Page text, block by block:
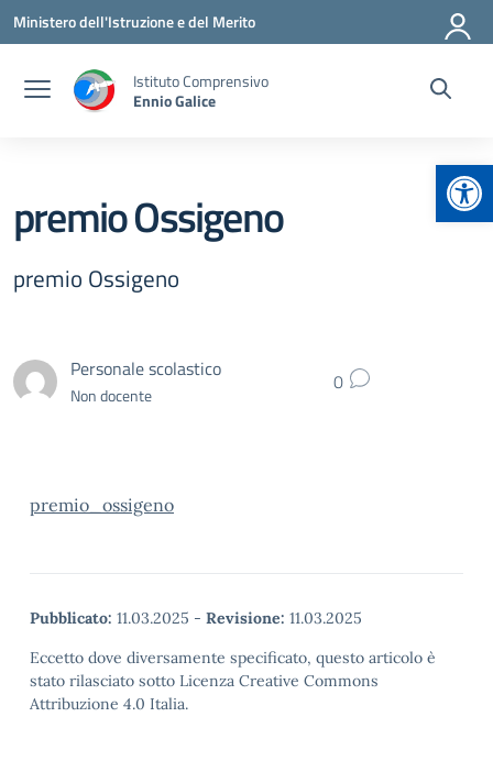
Vai ai contenuti
Vai al menu di navigazione
Vai al footer
Ministero dell'Istruzione e del Merito
Istituto Comprensivo
Ennio Galice
premio Ossigeno
premio Ossigeno
Personale scolastico
Non docente 0
premio_ossigeno
Pubblicato: 11.03.2025 - Revisione: 11.03.2025
Eccetto dove diversamente specificato, questo articolo è
stato rilasciato sotto Licenza Creative Commons
Attribuzione 4.0 Italia.